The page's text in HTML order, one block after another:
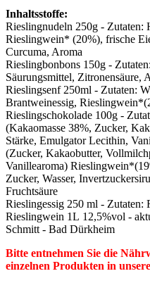
Inhaltsstoffe:
Rieslingnudeln 250g - Zutaten:
Rieslingwein* (20%), frische
Curcuma, Aroma
Rieslingbonbons 150g - Zutaten:
Säurungsmittel, Zitronensäure,
Rieslingsenf 250ml - Zutaten:
Brantweinessig, Rieslingwein*
Rieslingschokolade 100g -
(Kakaomasse 38%, Zucker,
Stärke, Emulgator Lecithin,
(Zucker, Kakaobutter,
Vanillearoma) Rieslingwein*
Zucker, Wasser,
Fruchtsäure
Rieslingessig 250 ml - Zutaten:
Rieslingwein 1L 12,5%vol -
Schmitt - Bad Dürkheim
Bitte entnehmen Sie die
einzelnen Produkten in